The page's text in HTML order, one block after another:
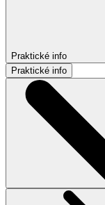
Praktické info
Praktické info